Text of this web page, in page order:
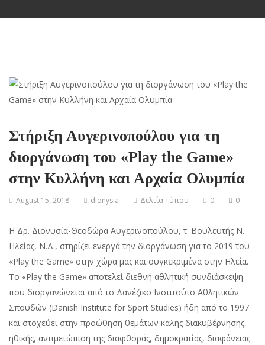
Στήριξη Αυγερινοπούλου για τη
διοργάνωση του «Play the Game»
στην Κυλλήνη και Αρχαία Ολυμπία
August 15, 2018 dionysia Δελτία Τύπου 0 0
Η Δρ. Διονυσία-Θεοδώρα Αυγερινοπούλου, τ. Βουλευτής Ν.
Ηλείας, Ν.Δ., στηρίζει ενεργά την διοργάνωση για το 2019 του
«Play the Game» στην χώρα μας και συγκεκριμένα στην Ηλεία.
Το «Play the Game» αποτελεί διεθνή αθλητική συνδιάσκεψη
που διοργανώνεται από το Δανέζικο Ινστιτούτο Αθλητικών
Σπουδών (Danish Institute for Sport Studies) ήδη από το 1997
και στοχεύει στην προώθηση θεμάτων καλής διακυβέρνησης,
ηθικής, αντιμετώπιση της διαφθοράς, δημοκρατίας, διαφάνειας